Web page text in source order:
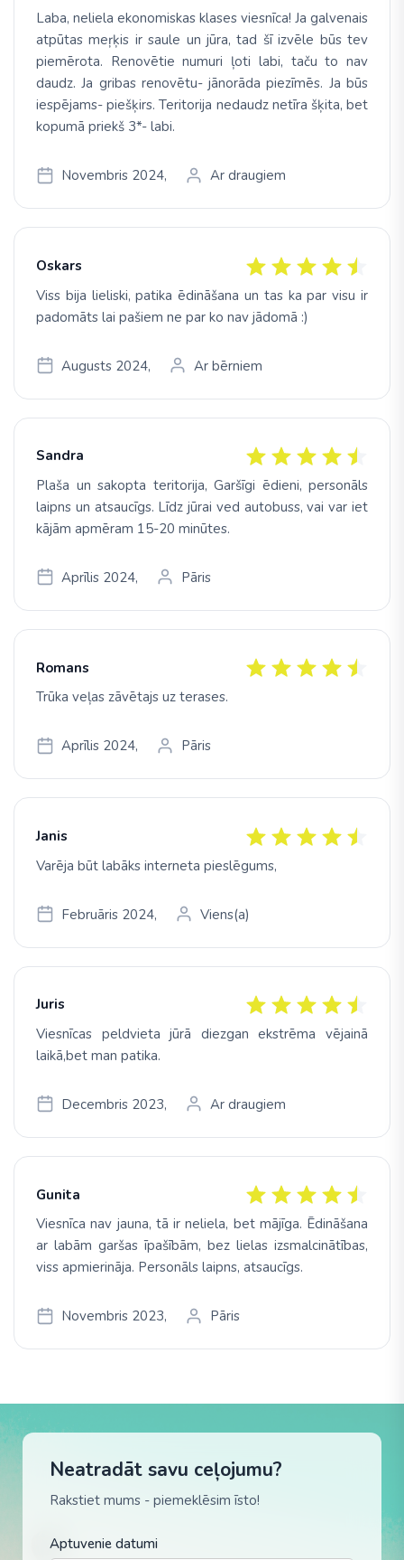
Laba, neliela ekonomiskas klases viesnīca! Ja galvenais
atpūtas meŗķis ir saule un jūra, tad šī izvēle būs tev
piemērota. Renovētie numuri ļoti labi, taču to nav
daudz. Ja gribas renovētu- jānorāda piezīmēs. Ja būs
iespējams- piešķirs. Teritorija nedaudz netīra šķita, bet
kopumā priekš 3*- labi.
Novembris 2024, Ar draugiem
Oskars
Viss bija lieliski, patika ēdināšana un tas ka par visu ir
padomāts lai pašiem ne par ko nav jādomā :)
Augusts 2024, Ar bērniem
Sandra
Plaša un sakopta teritorija, Garšīgi ēdieni, personāls
laipns un atsaucīgs. Līdz jūrai ved autobuss, vai var iet
kājām apmēram 15-20 minūtes.
Aprīlis 2024, Pāris
Romans
Trūka veļas zāvētajs uz terases.
Aprīlis 2024, Pāris
Janis
Varēja būt labāks interneta pieslēgums,
Februāris 2024, Viens(a)
Juris
Viesnīcas peldvieta jūrā diezgan ekstrēma vējainā
laikā,bet man patika.
Decembris 2023, Ar draugiem
Gunita
Viesnīca nav jauna, tā ir neliela, bet mājīga. Ēdināšana
ar labām garšas īpašībām, bez lielas izsmalcinātības,
viss apmierināja. Personāls laipns, atsaucīgs.
Novembris 2023, Pāris
Neatradāt savu ceļojumu?
Rakstiet mums - piemeklēsim īsto!
Aptuvenie datumi